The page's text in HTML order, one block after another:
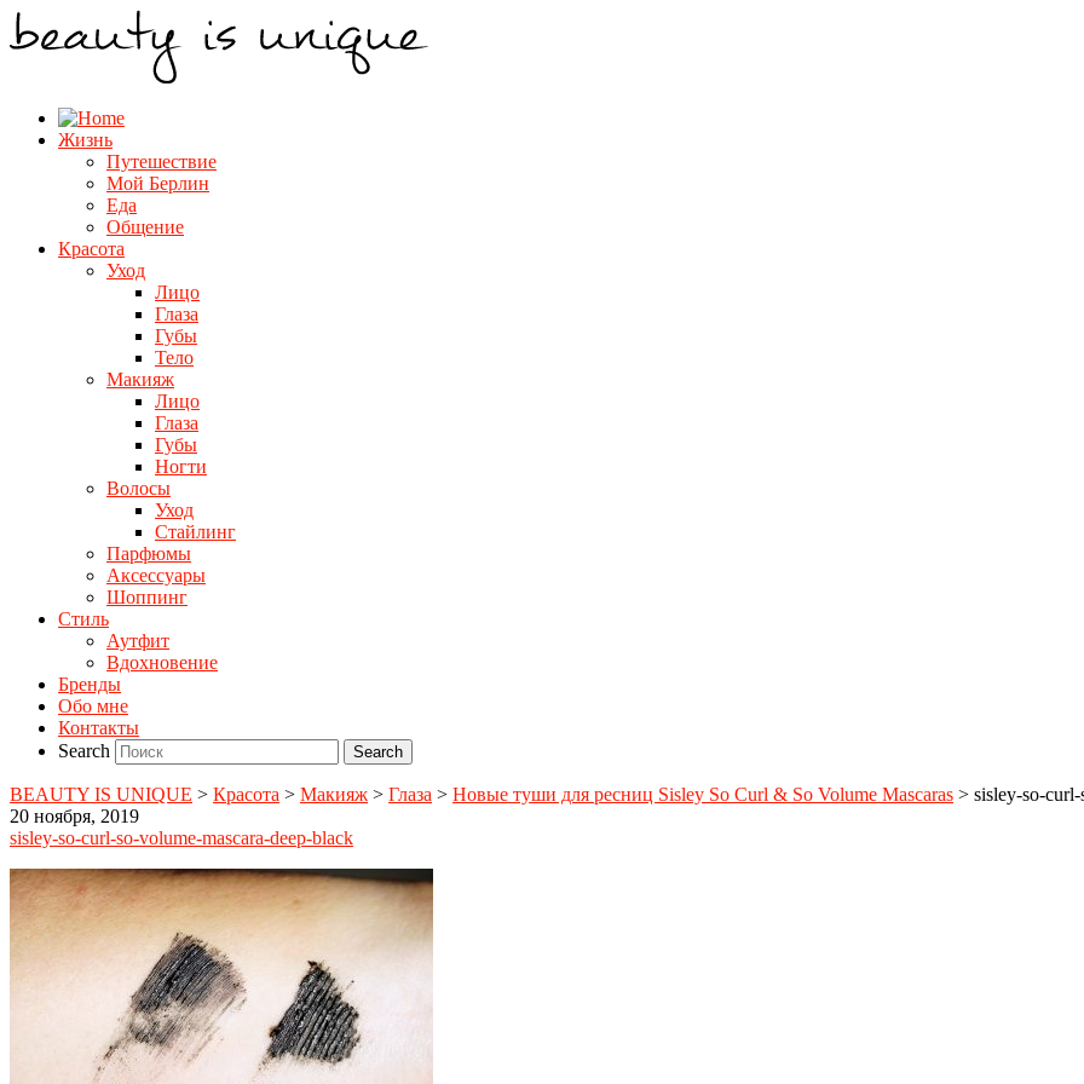
Жизнь
Путешествие
Мой Берлин
Еда
Общение
Красота
Уход
Лицо
Глаза
Губы
Тело
Макияж
Лицо
Глаза
Губы
Ногти
Волосы
Уход
Стайлинг
Парфюмы
Аксессуары
Шоппинг
Стиль
Аутфит
Вдохновение
Бренды
Обо мне
Контакты
Search
BEAUTY IS UNIQUE > Красота > Макияж > Глаза > Новые туши для ресниц Sisley So Curl & So Volume Mascaras > sisley-so-
20 ноября, 2019
sisley-so-curl-so-volume-mascara-deep-black